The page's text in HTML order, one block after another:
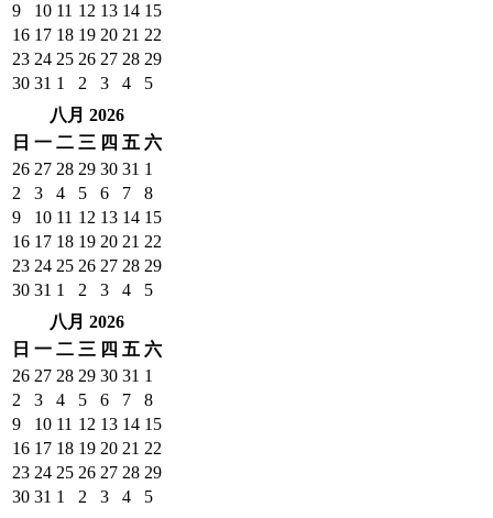
9
10 11 12 13 14 15
16 17 18 19 20 21 22
23 24 25 26 27 28 29
30 31 1 2 3 4
5
八月 2026
日 一 二 三 四 五 六
26 27 28 29 30 31 1
2
3 4 5 6 7
8
9
10 11 12 13 14 15
16 17 18 19 20 21 22
23 24 25 26 27 28 29
30 31 1 2 3 4
5
八月 2026
日 一 二 三 四 五 六
26 27 28 29 30 31 1
2
3 4 5 6 7
8
9
10 11 12 13 14 15
16 17 18 19 20 21 22
23 24 25 26 27 28 29
30 31 1 2 3 4
5